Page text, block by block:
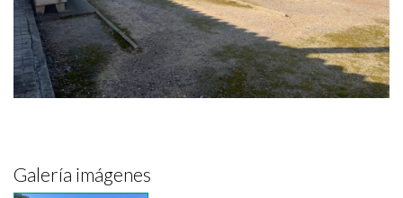
Galería imágenes